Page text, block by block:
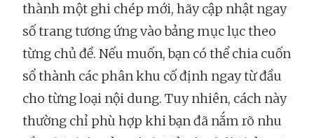
thành một ghi chép mới, hãy cập nhật ngay
số trang tương ứng vào bảng mục lục theo
từng chủ đề. Nếu muốn, bạn có thể chia cuốn
sổ thành các phân khu cố định ngay từ đầu
cho từng loại nội dung. Tuy nhiên, cách này
thường chỉ phù hợp khi bạn đã nắm rõ nhu